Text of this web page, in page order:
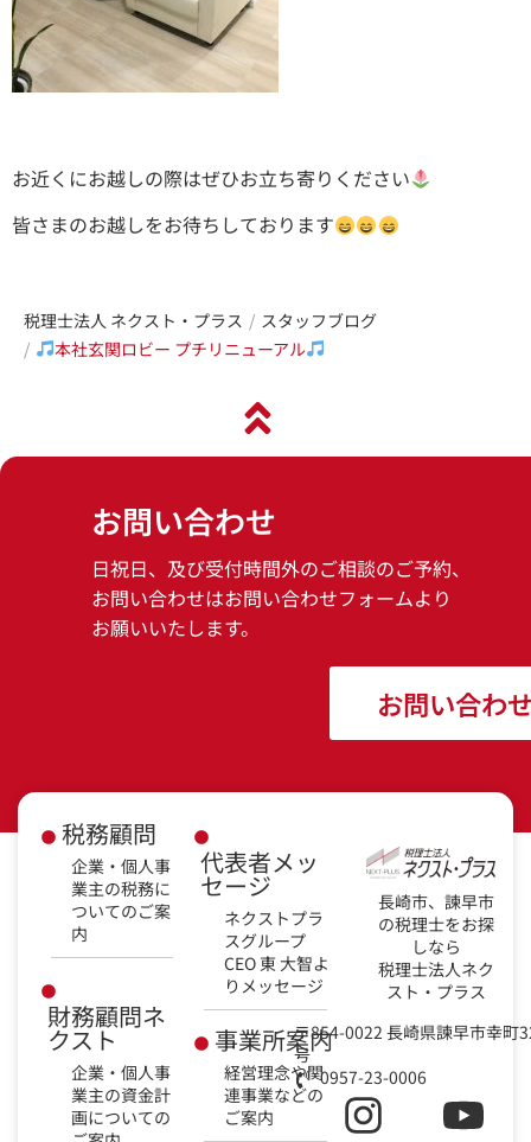
お近くにお越しの際はぜひお立ち寄りください
皆さまのお越しをお待ちしております
税理士法人 ネクスト・プラス
スタッフブログ
本社玄関ロビー プチリニューアル
お問い合わせ
日祝日、及び受付時間外のご相談のご予約、
お問い合わせはお問い合わせフォームより
お願いいたします。
お問い合わ
税務顧問
企業・個人事
業主の税務に
ついてのご案
内
財務顧問ネ
クスト
企業・個人事
業主の資金計
画についての
代表者メッ
セージ
ネクストプラ
スグループ
CEO 東 大智よ
りメッセージ
事業所案内
経営理念や関
連事業などの
ご案内
長崎市、諫早市
の税理士をお探
しなら
税理士法人ネク
スト・プラス
〒854-0022 長崎県諫早市幸町
号
0957-23-0006